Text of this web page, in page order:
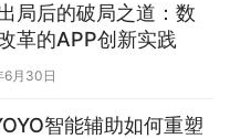
局后的破局之道：数
革的APP创新实践
6月30日
智能辅助如何重塑